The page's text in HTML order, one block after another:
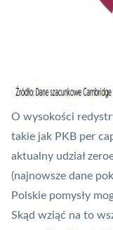
O wysokości
takie jak PKB per
aktualny udział
(najnowsze dane
Polskie pomysły
Skąd wziąć na to